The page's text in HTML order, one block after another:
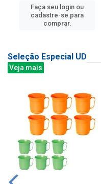
Faça seu login ou
cadastre-se para
comprar.
Seleção Especial UD
Veja mais